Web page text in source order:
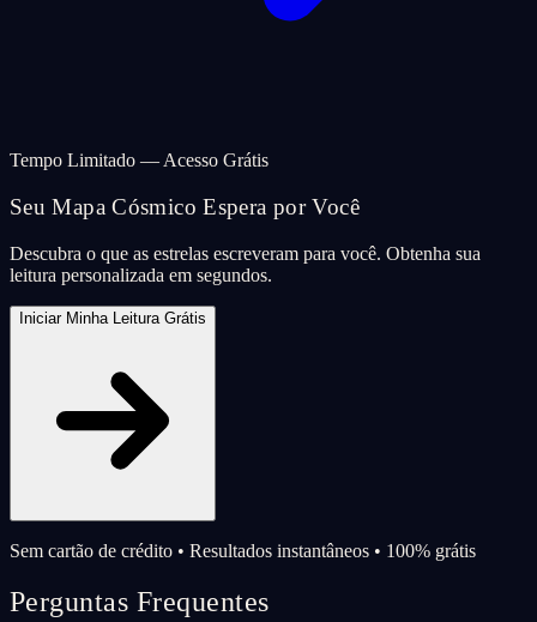
Tempo Limitado — Acesso Grátis
Seu Mapa Cósmico Espera por Você
Descubra o que as estrelas escreveram para você. Obtenha sua
leitura personalizada em segundos.
Iniciar Minha Leitura Grátis
Sem cartão de crédito • Resultados instantâneos • 100% grátis
Perguntas Frequentes